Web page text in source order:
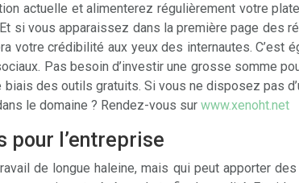
actuelle et alimenterez régulièrement votre
si vous apparaissez dans la première page
votre crédibilité aux yeux des internautes.
Pas besoin d’investir une grosse somme
des outils gratuits. Si vous ne disposez pas
le domaine ? Rendez-vous sur www.xenoht.net
pour l’entreprise
de longue haleine, mais qui peut apporter